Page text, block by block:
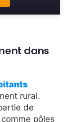
dans
rural.
de
pôles